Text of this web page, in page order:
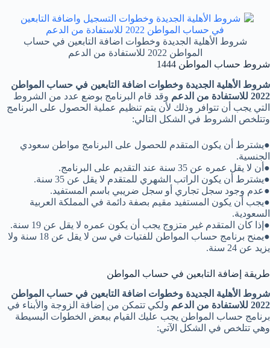
شروط الأهلية الجديدة وخطوات اضافة التابعين في حساب
المواطن 2022 للاستفادة من الدعم
شروط حساب المواطن 1444
شروط الأهلية الجديدة وخطوات اضافة التابعين في حساب المواطن
2022 للاستفادة من الدعم
وقد قام البرنامج بوضع عدد من الشروط
التي يجب أن تتوافر وذلك لأن يتم تنظيم عملية الحصول على البرنامج
وتتلخص الشروط في الشكل التالي:
●يشترط أن يكون المتقدم للحصول على البرنامج مواطن سعودي
الجنسية.
●أن لا يقل عمره عن 35 سنة عند التقديم على البرنامج.
●يشترط أن يكون الراتب الشهري للمتقدم لا يقل عن 35 سنة.
●عدم وجود سجل تجاري أو سجل ضريبي باسم المستفيد.
●يجب أن يكون المستفيد مقيم بصفة دائمة في المملكة العربية
السعودية.
●إذا كان المتقدم غير متزوج يجب أن يكون عمره لا يقل عن 19 سنة.
●يمنح برنامج حساب المواطن للفتيات في سن لا يقل عن 18 سنة ولا
يزيد عن 24 سنة.
طريقة إضافة التابعين في حساب المواطن
شروط الأهلية الجديدة وخطوات اضافة التابعين في حساب المواطن
2022 للاستفادة من الدعم
ولكي تتمكن من إضافة الزوجة والأبناء في
برنامج حساب المواطن يجب عليك القيام ببعض الخطوات البسيطة
وهي تتلخص في الشكل الآتي: